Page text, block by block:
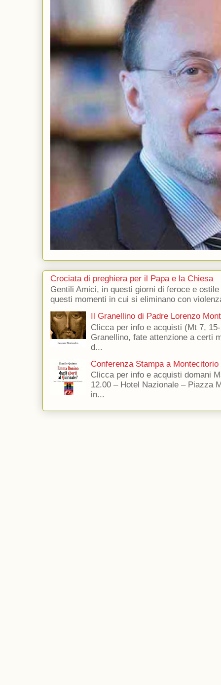
Crociata di preghiera per il Papa e la Chiesa
Gentili Amici, in questi giorni di feroce e
questi momenti in cui si eliminano con
Il Granellino di Padre Lorenzo
Clicca per info e acquisti (Mt 7,
Granellino, fate attenzione a certi
d...
Conferenza Stampa a Montecitorio
Clicca per info e acquisti domani
12.00 – Hotel Nazionale – Piazza
in...